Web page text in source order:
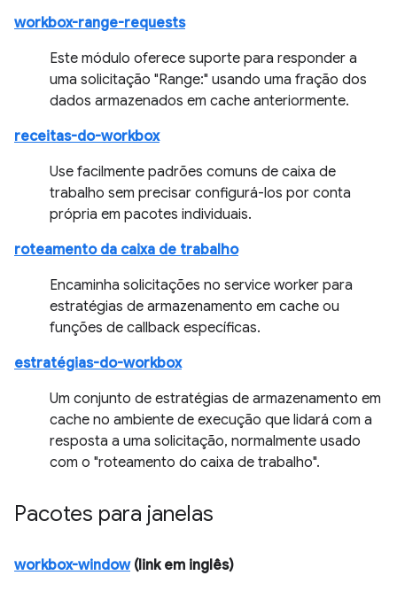
workbox-range-requests
Este módulo oferece suporte para responder a
uma solicitação "Range:" usando uma fração dos
dados armazenados em cache anteriormente.
receitas-do-workbox
Use facilmente padrões comuns de caixa de
trabalho sem precisar configurá-los por conta
própria em pacotes individuais.
roteamento da caixa de trabalho
Encaminha solicitações no service worker para
estratégias de armazenamento em cache ou
funções de callback específicas.
estratégias-do-workbox
Um conjunto de estratégias de armazenamento em
cache no ambiente de execução que lidará com a
resposta a uma solicitação, normalmente usado
com o "roteamento do caixa de trabalho".
Pacotes para janelas
workbox-window(link em inglês)